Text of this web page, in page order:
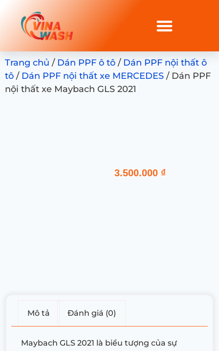
Trang chủ / Dán PPF ô tô / Dán PPF nội thất ô
tô / Dán PPF nội thất xe MERCEDES / Dán PPF
nội thất xe Maybach GLS 2021
3.500.000 ₫
Mô tả Đánh giá (0)
Maybach GLS 2021 là biểu tượng của sự